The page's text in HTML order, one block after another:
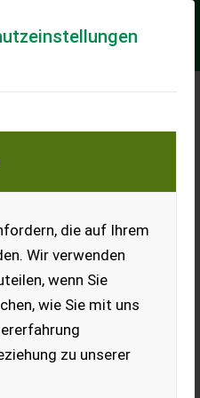
die auf Ihrem
Wir verwenden
wenn Sie
wie Sie mit uns
zu unserer
Baumaschinen –
VW T5 Kombi mit
Standheizung T5
Fahrzeug vom Land NÖ
(landwirtschaftliche Schule),
regelmäßiger Service,
Erstlackierung, derzeit kein
Pickerl (Achsmanschetten li.
84 PS, Bj. 10/06,
für Steuer und